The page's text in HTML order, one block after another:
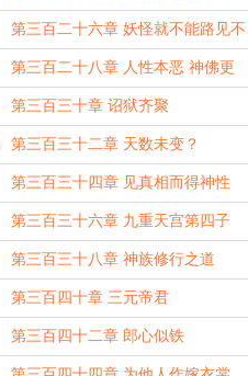
孽
第三百二十六章 妖怪就不能路见不
平 出手相助？
第三百二十八章 人性本恶 神佛更
甚
第三百三十章 诏狱齐聚
第三百三十二章 天数未变？
第三百三十四章 见真相而得神性
第三百三十六章 九重天宫第四子
墨蛟
第三百三十八章 神族修行之道
第三百四十章 三元帝君
第三百四十二章 郎心似铁